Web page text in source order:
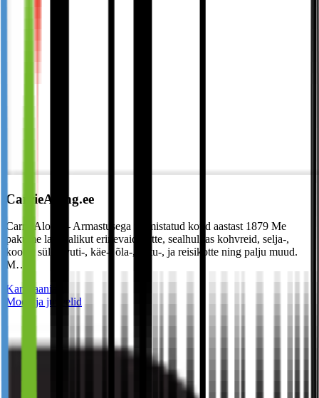
CarrieAlong.ee
CarrieAlong – Armastusega valmistatud kotid aastast 1879 Me
pakume laia valikut erinevaid kotte, sealhulgas kohvreid, selja-,
kooli-, sülearvuti-, käe-, õla-, õhtu-, ja reisikotte ning palju muud.
M…
Kampaaniast
Mood ja juveelid